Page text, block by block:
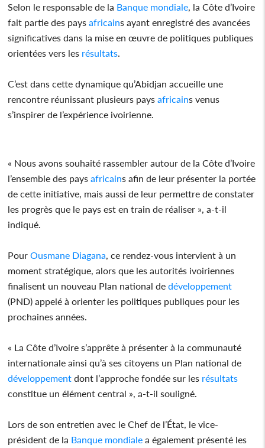
Selon le responsable de la Banque mondiale, la Côte d’Ivoire
fait partie des pays africains ayant enregistré des avancées
significatives dans la mise en œuvre de politiques publiques
orientées vers les résultats.
C’est dans cette dynamique qu’Abidjan accueille une
rencontre réunissant plusieurs pays africains venus
s’inspirer de l’expérience ivoirienne.
« Nous avons souhaité rassembler autour de la Côte d’Ivoire
l’ensemble des pays africains afin de leur présenter la portée
de cette initiative, mais aussi de leur permettre de constater
les progrès que le pays est en train de réaliser », a-t-il
indiqué.
Pour Ousmane Diagana, ce rendez-vous intervient à un
moment stratégique, alors que les autorités ivoiriennes
finalisent un nouveau Plan national de développement
(PND) appelé à orienter les politiques publiques pour les
prochaines années.
« La Côte d’Ivoire s’apprête à présenter à la communauté
internationale ainsi qu’à ses citoyens un Plan national de
développement dont l’approche fondée sur les résultats
constitue un élément central », a-t-il souligné.
Lors de son entretien avec le Chef de l’État, le vice-
président de la Banque mondiale a également présenté les